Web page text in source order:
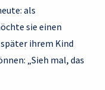
als
sie einen
ihrem Kind
„Sieh mal, das